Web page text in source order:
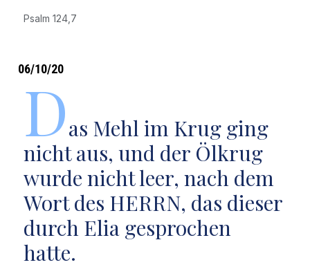
Psalm 124,7
06/10/20
Das Mehl im Krug ging
nicht aus, und der Ölkrug
wurde nicht leer, nach dem
Wort des HERRN, das dieser
durch Elia gesprochen
hatte.